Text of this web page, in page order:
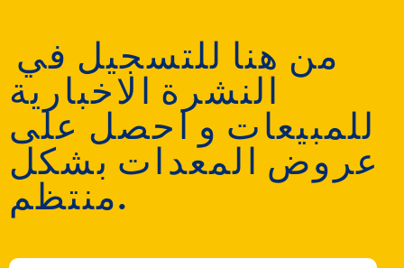
النشرة الاخبارية
للمبيعات و احصل على
عروض المعدات بشكل
منتظم.